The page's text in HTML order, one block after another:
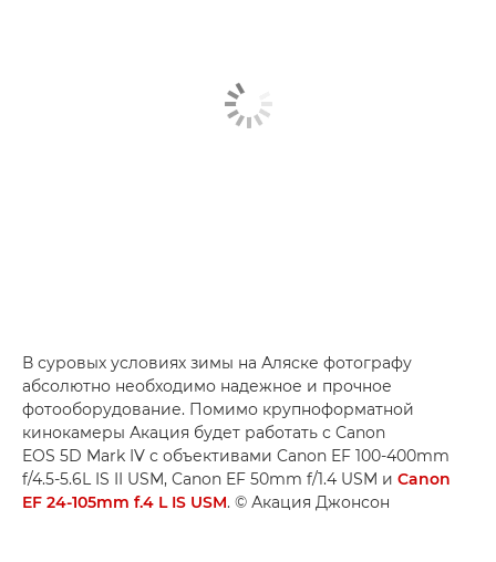
В суровых условиях зимы на Аляске фотографу
абсолютно необходимо надежное и прочное
фотооборудование. Помимо крупноформатной
кинокамеры Акация будет работать с Canon
EOS 5D Mark IV с объективами Canon EF 100-400mm
f/4.5-5.6L IS II USM, Canon EF 50mm f/1.4 USM и Canon
EF 24-105mm f.4 L IS USM. © Акация Джонсон